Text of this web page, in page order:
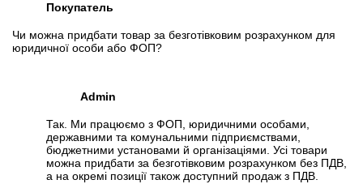
Покупатель
Чи можна придбати товар за безготівковим розрахунком для
юридичної особи або ФОП?
Admin
Так. Ми працюємо з ФОП, юридичними особами,
державними та комунальними підприємствами,
бюджетними установами й організаціями. Усі товари
можна придбати за безготівковим розрахунком без ПДВ,
а на окремі позиції також доступний продаж з ПДВ.